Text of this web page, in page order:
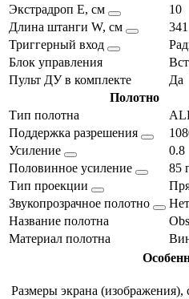
Экстрадроп E, см
10
Длина штанги W, см
341
Триггерный вход
Блок управления
Пульт ДУ в комплекте
Да
Полотно
Тип полотна
Поддержка разрешения
Усиление
0.8
Половинное усиление
85
Тип проекции
Звукопрозрачное полотно
Нет
Название полотна
Материал полотна
Размеры экрана (изображения),